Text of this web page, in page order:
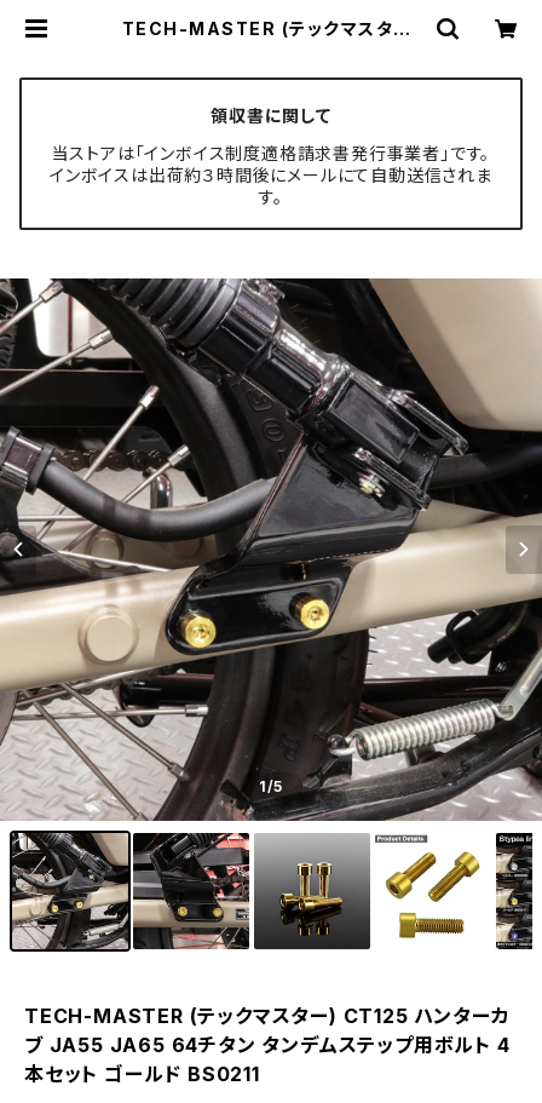
TECH-MASTER (テックマスター)
4本セット ゴールド BS0211 | TEC
H-MASTER ボルト専門店
領収書に関して
当ストアは「インボイス制度適格請求書発行事業者」です。
インボイスは出荷約３時間後にメールにて自動送信されま
す。
1/5
TECH-MASTER (テックマスター) CT125 ハンターカ
ブ JA55 JA65 64チタン タンデムステップ用ボルト 4
本セット ゴールド BS0211